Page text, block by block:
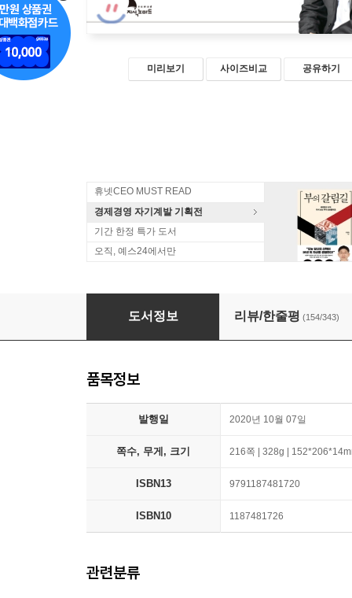
미리보기 사이즈비교 공유하기
휴넷CEO MUST READ
경제경영 자기계발 기획전
기간 한정 특가 도서
오직, 예스24에서만
존리의 부자되기 습관
도서정보 리뷰/한줄평 (154/343)
품목정보
발행일 2020년 10월 07일
쪽수, 무게, 크기 216쪽 | 328g |
ISBN13 9791187481720
ISBN10 1187481726
관련분류